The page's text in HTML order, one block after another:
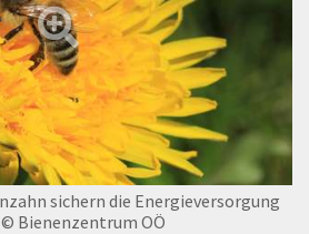
sichern die Energieversorgung
© Bienenzentrum OÖ